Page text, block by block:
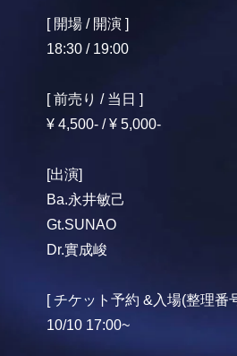
[ 開場 / 開演 ]
18:30 / 19:00
[ 前売り / 当日 ]
¥ 4,500- / ¥ 5,000-
[出演]
Ba.永井敏己
Gt.SUNAO
Dr.實成峻
[ チケット予約 &入場(整理番
10/10 17:00~